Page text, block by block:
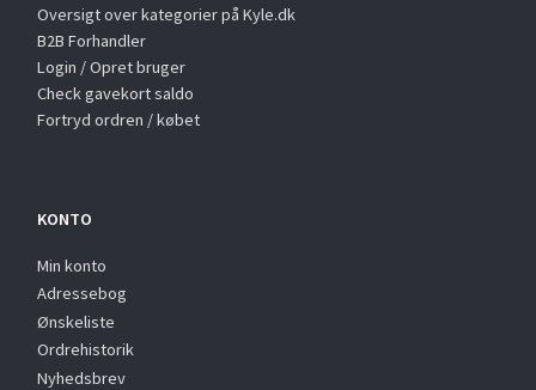
Oversigt over kategorier på Kyle.dk
B2B Forhandler
Login / Opret bruger
Check gavekort saldo
Fortryd ordren / købet
KONTO
Min konto
Adressebog
Ønskeliste
Ordrehistorik
Nyhedsbrev